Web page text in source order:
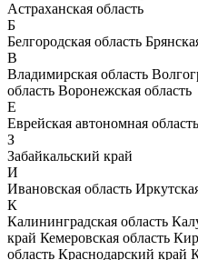
Астраханская область
Б
Белгородская область
В
Владимирская область
область Воронежская область
Е
Еврейская автономная область
З
Забайкальский край
И
Ивановская область
К
Калининградская область
край Кемеровская область
область Краснодарский край